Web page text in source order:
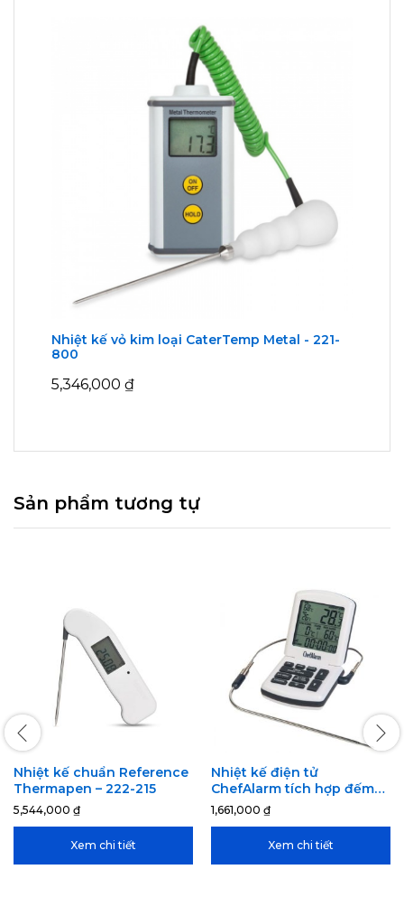
Nhiệt kế vỏ kim loại CaterTemp Metal - 221-
800
5,346,000 ₫
Sản phẩm tương tự
Nhiệt kế chuẩn Reference
Thermapen – 222-215
5,544,000 ₫
Xem chi tiết
Nhiệt kế điện tử
ChefAlarm tích hợp đếm
thời gian – 810-041
1,661,000 ₫
Xem chi tiết